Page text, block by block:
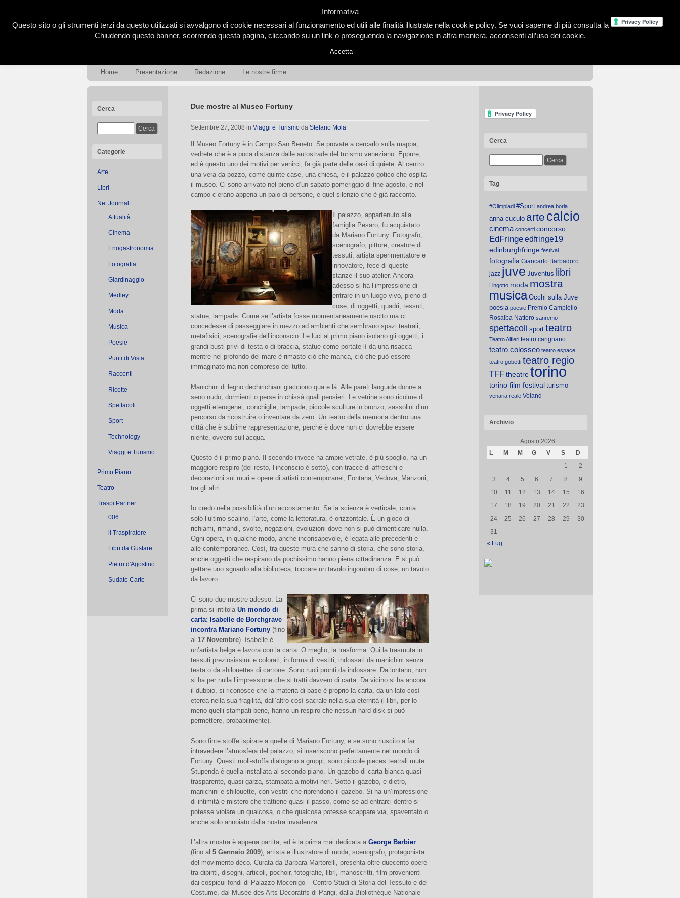
Home Presentazione Redazione Le nostre firme
Cerca
Categorie
Arte
Libri
Net Journal
Attualità
Cinema
Enogastronomia
Fotografia
Giardinaggio
Medley
Moda
Musica
Poesie
Punti di Vista
Racconti
Ricette
Spettacoli
Sport
Technology
Viaggi e Turismo
Primo Piano
Teatro
Traspi Partner
006
il Traspiratore
Libri da Gustare
Pietro d'Agostino
Sudate Carte
Due mostre al Museo Fortuny
Settembre 27, 2008 in Viaggi e Turismo da Stefano Mola
Il Museo Fortuny è in Campo San Beneto. Se provate a cercarlo sulla mappa,
vedrete che è a poca distanza dalle autostrade del turismo veneziano. Eppure,
ed è questo uno dei motivi per venirci, fa già parte delle oasi di quiete. Al centro
una vera da pozzo, come quinte case, una chiesa, e il palazzo gotico che ospita
il museo. Ci sono arrivato nel pieno d’un sabato pomeriggio di fine agosto, e nel
campo c’erano appena un paio di persone, e quel silenzio che è già racconto.
Il palazzo, appartenuto alla
famiglia Pesaro, fu acquistato
da Mariano Fortuny. Fotografo,
scenografo, pittore, creatore di
tessuti, artista sperimentatore e
innovatore, fece di queste
stanze il suo atelier. Ancora
adesso si ha l’impressione di
entrare in un luogo vivo, pieno di
cose, di oggetti, quadri, tessuti,
statue, lampade. Come se l’artista fosse momentaneamente uscito ma ci
concedesse di passeggiare in mezzo ad ambienti che sembrano spazi teatrali,
metafisici, scenografie dell’inconscio. Le luci al primo piano isolano gli oggetti, i
grandi busti privi di testa o di braccia, statue come portate lì da una risacca
mentre nel profondo del mare è rimasto ciò che manca, ciò che può essere
immaginato ma non compreso del tutto.
Manichini di legno dechirichiani giacciono qua e là. Alle pareti languide donne a
seno nudo, dormienti o perse in chissà quali pensieri. Le vetrine sono ricolme di
oggetti eterogenei, conchiglie, lampade, piccole sculture in bronzo, sassolini d’un
percorso da ricostruire o inventare da zero. Un teatro della memoria dentro una
città che è sublime rappresentazione, perché è dove non ci dovrebbe essere
niente, ovvero sull’acqua.
Questo è il primo piano. Il secondo invece ha ampie vetrate, è più spoglio, ha un
maggiore respiro (del resto, l’inconscio è sotto), con tracce di affreschi e
decorazioni sui muri e opere di artisti contemporanei, Fontana, Vedova, Manzoni,
tra gli altri.
Io credo nella possibilità d’un accostamento. Se la scienza è verticale, conta
solo l’ultimo scalino, l’arte, come la letteratura, è orizzontale. È un gioco di
richiami, rimandi, svolte, negazioni, evoluzioni dove non si può dimenticare nulla.
Ogni opera, in qualche modo, anche inconsapevole, è legata alle precedenti e
alle contemporanee. Così, tra queste mura che sanno di storia, che sono storia,
anche oggetti che respirano da pochissimo hanno piena cittadinanza. E si può
gettare uno sguardo alla biblioteca, toccare un tavolo ingombro di cose, un tavolo
da lavoro.
Ci sono due mostre adesso. La
prima si intitola Un mondo di
carta: Isabelle de Borchgrave
incontra Mariano Fortuny (fino
al 17 Novembre). Isabelle è
un’artista belga e lavora con la carta. O meglio, la trasforma. Qui la trasmuta in
tessuti preziosissimi e colorati, in forma di vestiti, indossati da manichini senza
testa o da shilouettes di cartone. Sono ruoli pronti da indossare. Da lontano, non
si ha per nulla l’impressione che si tratti davvero di carta. Da vicino si ha ancora
il dubbio, si riconosce che la materia di base è proprio la carta, da un lato così
eterea nella sua fragilità, dall’altro così sacrale nella sua eternità (i libri, per lo
meno quelli stampati bene, hanno un respiro che nessun hard disk si può
permettere, probabilmente).
Sono finte stoffe ispirate a quelle di Mariano Fortuny, e se sono riuscito a far
intravedere l’atmosfera del palazzo, si inseriscono perfettamente nel mondo di
Fortuny. Questi ruoli-stoffa dialogano a gruppi, sono piccole pieces teatrali mute.
Stupenda è quella installata al secondo piano. Un gazebo di carta bianca quasi
trasparente, quasi garza, stampata a motivi neri. Sotto il gazebo, e dietro,
manichini e shilouette, con vestiti che riprendono il gazebo. Si ha un’impressione
di intimità e mistero che trattiene quasi il passo, come se ad entrarci dentro si
potesse violare un qualcosa, o che qualcosa potesse scappare via, spaventato o
anche solo annoiato dalla nostra invadenza.
L’altra mostra è appena partita, ed è la prima mai dedicata a George Barbier
(fino al 5 Gennaio 2009), artista e illustratore di moda, scenografo, protagonista
del movimento déco. Curata da Barbara Martorelli, presenta oltre duecento opere
tra dipinti, disegni, articoli, pochoir, fotografie, libri, manoscritti, film provenienti
dai cospicui fondi di Palazzo Mocenigo – Centro Studi di Storia del Tessuto e del
Costume, dal Musée des Arts Décoratifs di Parigi, dalla Bibliothèque Nationale
Cerca
Tag
#Olimpiadi #Sport andrea borla
anna cuculo arte calcio
cinema concerti concorso
EdFringeedfringe19
edinburghfringe festival
fotografia Giancarlo Barbadoro
jazz juve Juventus libri
Lingotto moda mostra
musica Occhi sulla Juve
poesia poesie Premio Campiello
Rosalba Nattero sanremo
spettacoli sport teatro
Teatro Alfieri teatro carignano
teatro colosseo teatro espace
teatro gobetti teatro regio
TFFtheatretorino
torino film festival turismo
venaria reale Voland
Archivio
Agosto 2026
L
M M G V S
D
1
2
3
4 5 6 7 8
9
10
11 12 13 14 15
16
17
18 19 20 21 22
23
24
25 26 27 28 29
30
31
« Lug
Informativa
Questo sito o gli strumenti terzi da questo utilizzati si avvalgono di cookie necessari al funzionamento ed utili alle finalità illustrate nella cookie policy. Se vuoi saperne di più consulta la
Chiudendo questo banner, scorrendo questa pagina, cliccando su un link o proseguendo la navigazione in altra maniera, acconsenti all’uso dei cookie.
Accetta